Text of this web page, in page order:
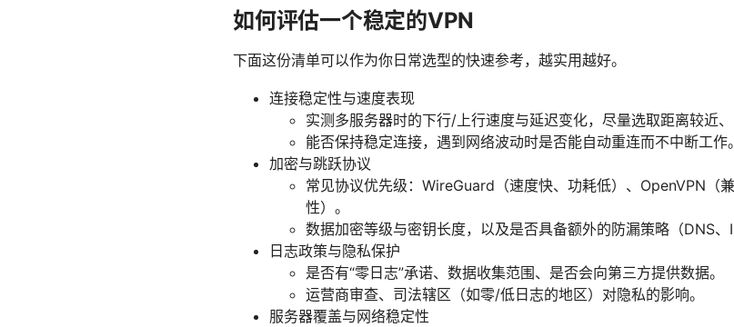
如何评估一个稳定的VPN
下面这份清单可以作为你日常选型的快速参考，越实用越好。
连接稳定性与速度表现
实测多服务器时的下行/上行速度与延迟变化，尽量选取距离较近、
能否保持稳定连接，遇到网络波动时是否能自动重连而不中断工作。
加密与跳跃协议
常见协议优先级：WireGuard（速度快、功耗低）、OpenVPN（
性）。
数据加密等级与密钥长度，以及是否具备额外的防漏策略（DNS、
日志政策与隐私保护
是否有“零日志”承诺、数据收集范围、是否会向第三方提供数据。
运营商审查、司法辖区（如零/低日志的地区）对隐私的影响。
服务器覆盖与网络稳定性